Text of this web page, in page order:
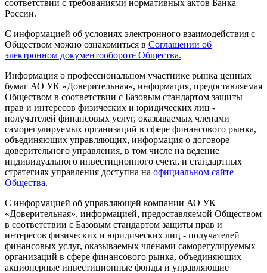
соответствии с требованиями нормативных актов Банка
России.
С информацией об условиях электронного взаимодействия с
Обществом можно ознакомиться в Соглашении об
электронном документообороте Общества.
Информация о профессиональном участнике рынка ценных
бумаг АО УК «Доверительная», информация, предоставляемая
Обществом в соответствии с Базовым стандартом защиты
прав и интересов физических и юридических лиц -
получателей финансовых услуг, оказываемых членами
саморегулируемых организаций в сфере финансового рынка,
объединяющих управляющих, информация о договоре
доверительного управления, в том числе на ведение
индивидуального инвестиционного счета, и стандартных
стратегиях управления доступна на официальном сайте
Общества.
С информацией об управляющей компании АО УК
«Доверительная», информацией, предоставляемой Обществом
в соответствии с Базовым стандартом защиты прав и
интересов физических и юридических лиц - получателей
финансовых услуг, оказываемых членами саморегулируемых
организаций в сфере финансового рынка, объединяющих
акционерные инвестиционные фонды и управляющие